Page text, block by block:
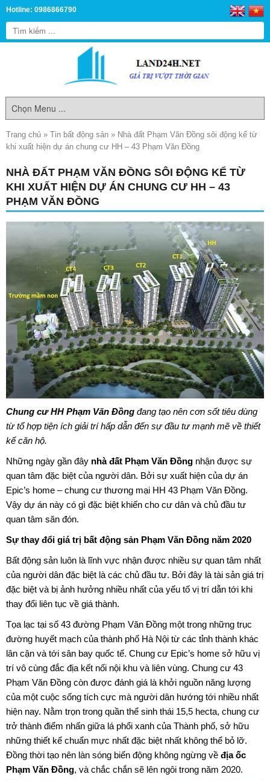
Hotline: 0986866790
Trang chủ » Tin bất động sản » Nhà đất Phạm Văn Đồng sôi động kể từ
khi xuất hiện dự án chung cư HH – 43 Phạm Văn Đồng
NHÀ ĐẤT PHẠM VĂN ĐỒNG SÔI ĐỘNG KỂ TỪ
KHI XUẤT HIỆN DỰ ÁN CHUNG CƯ HH – 43
PHẠM VĂN ĐỒNG
Chung cư HH Phạm Văn Đồng đang tạo nên cơn sốt tiêu dùng
từ tổ hợp tiện ích giải trí hấp dẫn đến sự đầu tư mạnh mẽ về thiết
kế căn hộ.
Những ngày gần đây nhà đất Phạm Văn Đồng nhận được sự
quan tâm đặc biệt của người dân. Bởi sự xuất hiện của dự án
Epic’s home – chung cư thương mại HH 43 Phạm Văn Đồng.
Vậy dự án này có gì đặc biệt khiến cho cư dân và chủ đầu tư
quan tâm săn đón.
Sự thay đổi giá trị bất động sản Phạm Văn Đồng năm 2020
Bất động sản luôn là lĩnh vực nhận được nhiều sự quan tâm nhất
của người dân đặc biệt là các chủ đầu tư. Bởi đây là tài sản giá trị
đặc biệt và bị ảnh hưởng nhiều nhất của yếu tố vị trí dẫn tới khi
thay đổi liên tục về giá thành.
Tọa lạc tại số 43 đường Phạm Văn Đồng một trong những trục
đường huyết mạch của thành phố Hà Nội từ các tỉnh thành khác
lân cận và tới sân bay quốc tế. Chung cư Epic’s home sở hữu vị
trí vô cùng đắc địa kết nối nội khu và liên vùng. Chung cư 43
Phạm Văn Đồng còn được đánh giá là khởi nguồn năng lượng
của một cuộc sống tích cực mà người dân hướng tới nhiều nhất
hiện nay. Nằm trọn trong quần thể sinh thái 15,5 hecta, chung cư
trở thành điểm nhấn giữa lá phổi xanh của Thành phố, sở hữu
những thiết kế chuẩn mực nhất đặc biệt nhất không thể bỏ lỡ.
Đồng thời tạo nên làn sóng biến động không ngừng về địa ốc
Phạm Văn Đồng, và chắc chắn sẽ lên ngôi trong năm 2020.